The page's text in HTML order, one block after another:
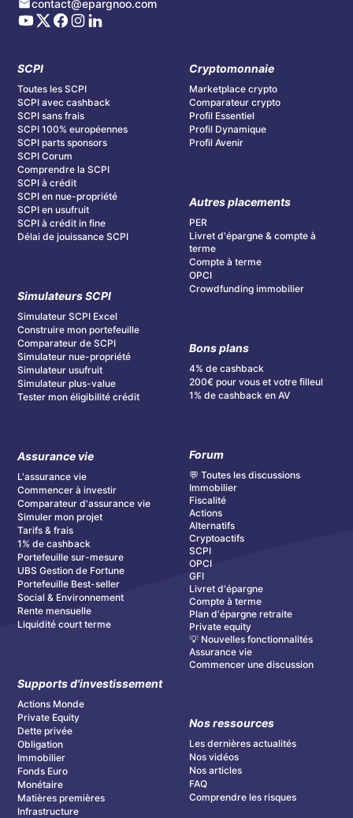
contact@epargnoo.com
SCPI
Toutes les SCPI
SCPI avec cashback
SCPI sans frais
SCPI 100% européennes
SCPI parts sponsors
SCPI Corum
Comprendre la SCPI
SCPI à crédit
SCPI en nue-propriété
SCPI en usufruit
SCPI à crédit in fine
Délai de jouissance SCPI
Simulateurs SCPI
Simulateur SCPI Excel
Construire mon portefeuille
Comparateur de SCPI
Simulateur nue-propriété
Simulateur usufruit
Simulateur plus-value
Tester mon éligibilité crédit
Assurance vie
L'assurance vie
Commencer à investir
Comparateur d'assurance vie
Simuler mon projet
Tarifs & frais
1% de cashback
Portefeuille sur-mesure
UBS Gestion de Fortune
Portefeuille Best-seller
Social & Environnement
Rente mensuelle
Liquidité court terme
Supports d'investissement
Actions Monde
Private Equity
Dette privée
Obligation
Immobilier
Fonds Euro
Monétaire
Matières premières
Infrastructure
Cryptomonnaie
Marketplace crypto
Comparateur crypto
Profil Essentiel
Profil Dynamique
Profil Avenir
Autres placements
PER
Livret d'épargne & compte à
terme
Compte à terme
OPCI
Crowdfunding immobilier
Bons plans
4% de cashback
200€ pour vous et votre filleul
1% de cashback en AV
Forum
💬 Toutes les discussions
Immobilier
Fiscalité
Actions
Alternatifs
Cryptoactifs
SCPI
OPCI
GFI
Livret d'épargne
Compte à terme
Plan d'épargne retraite
Private equity
💡 Nouvelles fonctionnalités
Assurance vie
Commencer une discussion
Nos ressources
Les dernières actualités
Nos vidéos
Nos articles
FAQ
Comprendre les risques